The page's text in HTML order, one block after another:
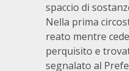
spaccio di
Nella prima
reato mentre
perquisito e
segnalato al